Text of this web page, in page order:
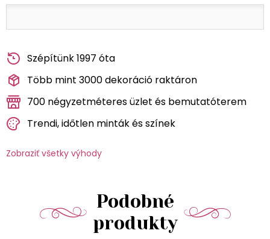
Szépítünk 1997 óta
Több mint 3000 dekoráció raktáron
700 négyzetméteres üzlet és bemutatóterem
Trendi, időtlen minták és színek
Zobraziť všetky výhody
Podobné
produkty